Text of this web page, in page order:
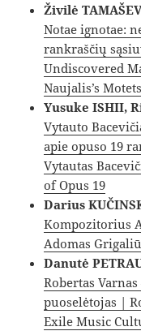
Živilė
Notae ignotae:
rankraščių
Undiscovered
Naujalis’s Motets
Yusuke ISHII,
Vytauto
apie opuso 19
Vytautas
of Opus 19
Darius
Kompozitorius
Adomas
Danutė
Robertas
puoselėtojas |
Exile Music